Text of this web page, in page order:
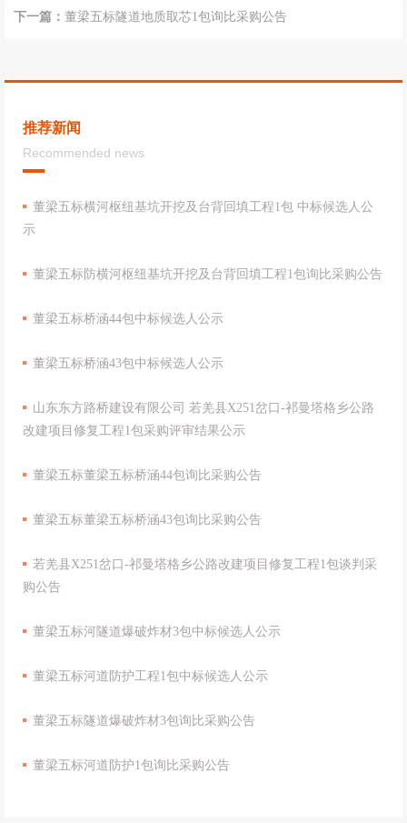
下一篇： 董梁五标隧道地质取芯1包询比采购公告
推荐新闻
Recommended news
董梁五标横河枢纽基坑开挖及台背回填工程1包 中标候选人公
示
董梁五标防横河枢纽基坑开挖及台背回填工程1包询比采购公告
董梁五标桥涵44包中标候选人公示
董梁五标桥涵43包中标候选人公示
山东东方路桥建设有限公司 若羌县X251岔口-祁曼塔格乡公路
改建项目修复工程1包采购评审结果公示
董梁五标董梁五标桥涵44包询比采购公告
董梁五标董梁五标桥涵43包询比采购公告
若羌县X251岔口-祁曼塔格乡公路改建项目修复工程1包谈判采
购公告
董梁五标河隧道爆破炸材3包中标候选人公示
董梁五标河道防护工程1包中标候选人公示
董梁五标隧道爆破炸材3包询比采购公告
董梁五标河道防护1包询比采购公告